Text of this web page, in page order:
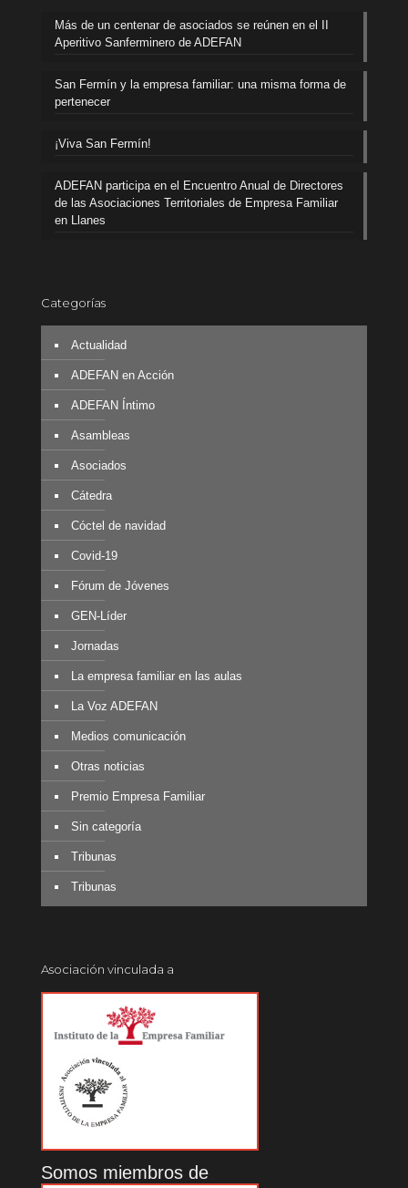
Más de un centenar de asociados se reúnen en el II
Aperitivo Sanferminero de ADEFAN
San Fermín y la empresa familiar: una misma forma de
pertenecer
¡Viva San Fermín!
ADEFAN participa en el Encuentro Anual de Directores
de las Asociaciones Territoriales de Empresa Familiar
en Llanes
Categorías
Actualidad
ADEFAN en Acción
ADEFAN Íntimo
Asambleas
Asociados
Cátedra
Cóctel de navidad
Covid-19
Fórum de Jóvenes
GEN-Líder
Jornadas
La empresa familiar en las aulas
La Voz ADEFAN
Medios comunicación
Otras noticias
Premio Empresa Familiar
Sin categoría
Tribunas
Tribunas
Asociación vinculada a
Somos miembros de